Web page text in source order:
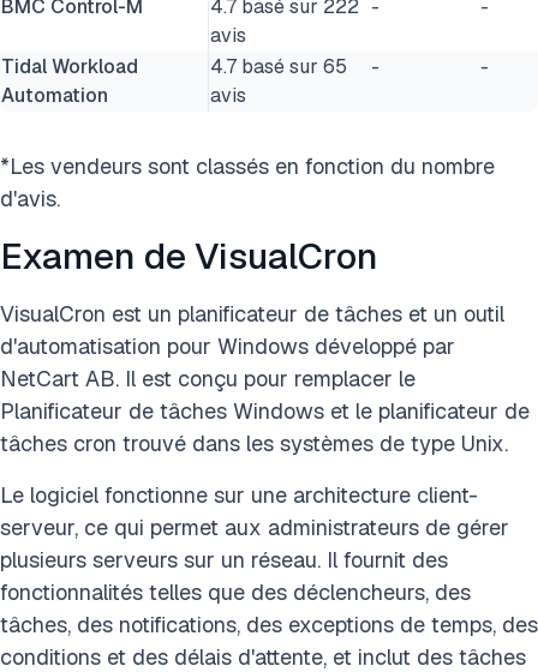
BMC Control-M
4.7 basé sur 222
avis
- -
Tidal Workload
Automation
4.7 basé sur 65
avis
- -
*Les vendeurs sont classés en fonction du nombre
d'avis.
Examen de VisualCron
VisualCron est un planificateur de tâches et un outil
d'automatisation pour Windows développé par
NetCart AB. Il est conçu pour remplacer le
Planificateur de tâches Windows et le planificateur de
tâches cron trouvé dans les systèmes de type Unix.
Le logiciel fonctionne sur une architecture client-
serveur, ce qui permet aux administrateurs de gérer
plusieurs serveurs sur un réseau. Il fournit des
fonctionnalités telles que des déclencheurs, des
tâches, des notifications, des exceptions de temps, des
conditions et des délais d'attente, et inclut des tâches